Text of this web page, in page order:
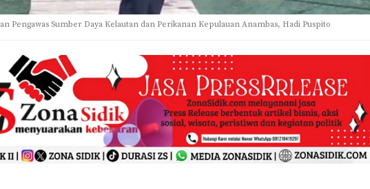
Pengawas Sumber Daya Kelautan dan Perikanan Kepulauan Anambas, Hadi Puspito